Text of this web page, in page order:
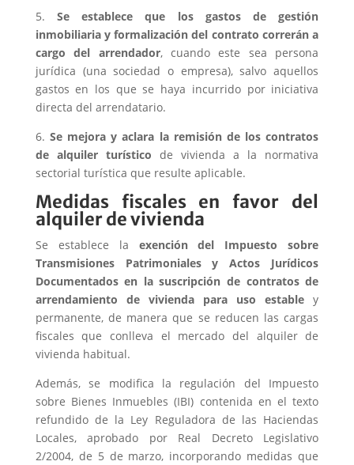
5. Se establece que los gastos de gestión
inmobiliaria y formalización del contrato correrán a
cargo del arrendador, cuando este sea persona
jurídica (una sociedad o empresa), salvo aquellos
gastos en los que se haya incurrido por iniciativa
directa del arrendatario.
6. Se mejora y aclara la remisión de los contratos
de alquiler turístico de vivienda a la normativa
sectorial turística que resulte aplicable.
Medidas fiscales en favor del
alquiler de vivienda
Se establece la exención del Impuesto sobre
Transmisiones Patrimoniales y Actos Jurídicos
Documentados en la suscripción de contratos de
arrendamiento de vivienda para uso estable y
permanente, de manera que se reducen las cargas
fiscales que conlleva el mercado del alquiler de
vivienda habitual.
Además, se modifica la regulación del Impuesto
sobre Bienes Inmuebles (IBI) contenida en el texto
refundido de la Ley Reguladora de las Haciendas
Locales, aprobado por Real Decreto Legislativo
2/2004, de 5 de marzo, incorporando medidas que